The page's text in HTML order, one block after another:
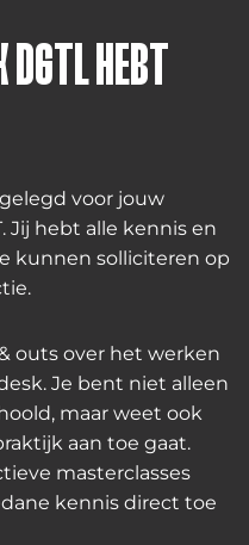
HEBT
voor jouw
Jij hebt alle kennis en
kunnen solliciteren op
outs over het werken
Je bent niet alleen
maar weet ook
aan toe gaat.
masterclasses
kennis direct toe